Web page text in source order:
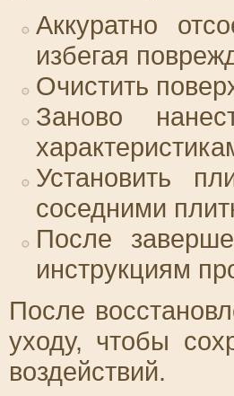
Аккуратно
избегая
Очистить
Заново
Установить
соседними
После
инструкциям
После
уходу, чтобы
воздействий.